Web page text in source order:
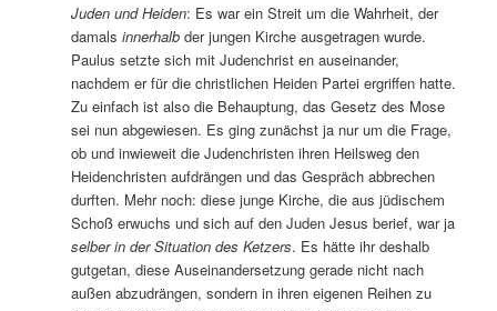
Juden und Heiden: Es war ein Streit um die Wahrheit, der
damalsinnerhalb der jungen Kirche ausgetragen wurde.
Paulus setzte sich mit Judenchrist en auseinander,
nachdem er für die christlichen Heiden Partei ergriffen hatte.
Zu einfach ist also die Behauptung, das Gesetz des Mose
sei nun abgewiesen. Es ging zunächst ja nur um die Frage,
ob und inwieweit die Judenchristen ihren Heilsweg den
Heidenchristen aufdrängen und das Gespräch abbrechen
durften. Mehr noch: diese junge Kirche, die aus jüdischem
Schoß erwuchs und sich auf den Juden Jesus berief, war ja
selber in der Situation des Ketzers. Es hätte ihr deshalb
gutgetan, diese Auseinandersetzung gerade nicht nach
außen abzudrängen, sondern in ihren eigenen Reihen zu